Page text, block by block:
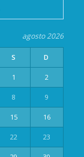
agosto 2026
S D
1 2
8 9
15 16
22 23